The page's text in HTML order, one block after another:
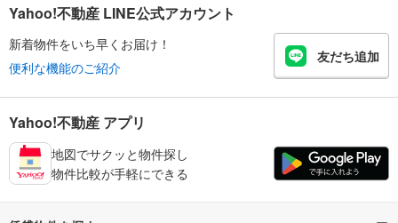
Yahoo!不動産 LINE公式アカウント
新着物件をいち早くお届け！
便利な機能のご紹介
友だち追加
Yahoo!不動産 アプリ
地図でサクッと物件探し
物件比較が手軽にできる